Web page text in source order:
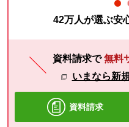
42万人が選ぶ安
資料請求で無料
いまなら新
資料請求